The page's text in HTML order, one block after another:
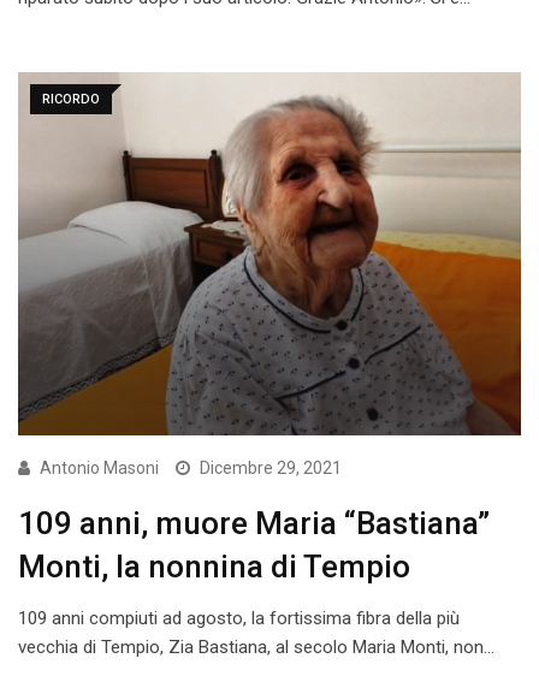
RICORDO
Antonio Masoni Dicembre 29, 2021
109 anni, muore Maria “Bastiana”
Monti, la nonnina di Tempio
109 anni compiuti ad agosto, la fortissima fibra della più
vecchia di Tempio, Zia Bastiana, al secolo Maria Monti, non…